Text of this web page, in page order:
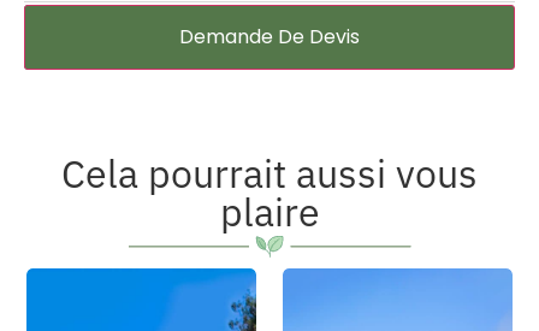
Demande De Devis
Cela pourrait aussi vous
plaire